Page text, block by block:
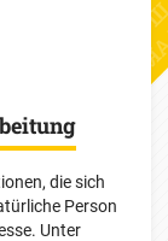
die sich
Person
Unter